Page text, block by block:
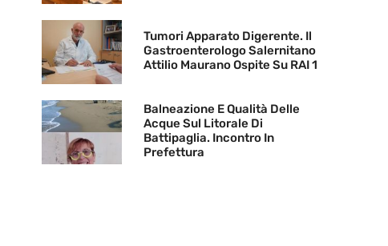
Tumori Apparato Digerente. Il
Gastroenterologo Salernitano
Attilio Maurano Ospite Su RAI 1
Balneazione E Qualità Delle
Acque Sul Litorale Di
Battipaglia. Incontro In
Prefettura